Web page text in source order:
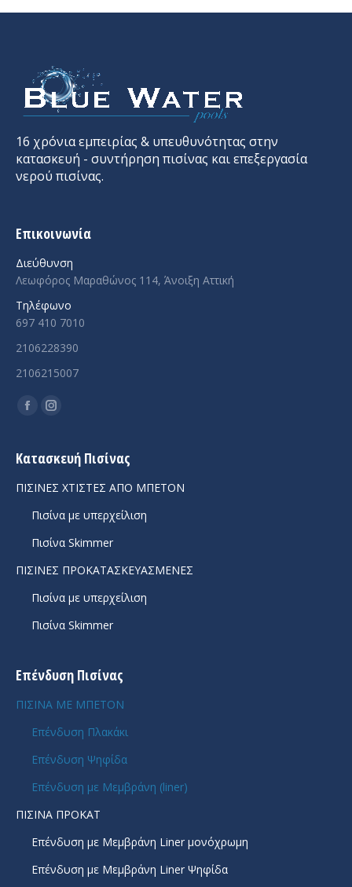
16 χρόνια εμπειρίας & υπευθυνότητας στην
κατασκευή - συντήρηση πισίνας και επεξεργασία
νερού πισίνας.
Επικοινωνία
Διεύθυνση
Λεωφόρος Μαραθώνος 114, Άνοιξη Αττική
Τηλέφωνο
697 410 7010
2106228390
2106215007
Facebook
opens
new
window
Instagram
opens
new
window
Κατασκευή Πισίνας
ΠΙΣΙΝΕΣ ΧΤΙΣΤΕΣ ΑΠΟ ΜΠΕΤΟΝ
Πισίνα με υπερχείλιση
Πισίνα Skimmer
ΠΙΣΙΝΕΣ ΠΡΟΚΑΤΑΣΚΕΥΑΣΜΕΝΕΣ
Πισίνα με υπερχείλιση
Πισίνα Skimmer
Επένδυση Πισίνας
ΠΙΣΙΝΑ ΜΕ ΜΠΕΤΟΝ
Επένδυση Πλακάκι
Επένδυση Ψηφίδα
Επένδυση με Μεμβράνη (liner)
ΠΙΣΙΝΑ ΠΡΟΚΑΤ
Επένδυση με Μεμβράνη Liner μονόχρωμη
Επένδυση με Μεμβράνη Liner Ψηφίδα